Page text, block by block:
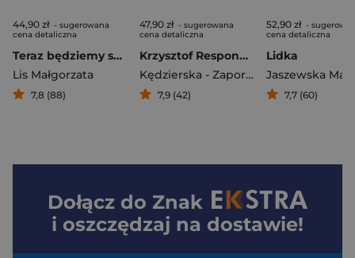
44,90 zł - sugerowana
cena detaliczna
Teraz będziemy szczęśliwi
Lis Małgorzata
7,8 (88)
47,90 zł - sugerowana
cena detaliczna
Krzysztof Respondek. Taki świat kupiłem
Kędzierska - Zaporowska Magdalena
7,9 (42)
52,90 zł -
cena detaliczna
Lidka
Jaszewska Maja
7,7 (60)
Dołącz do Znak
i oszczędzaj na dostawie!